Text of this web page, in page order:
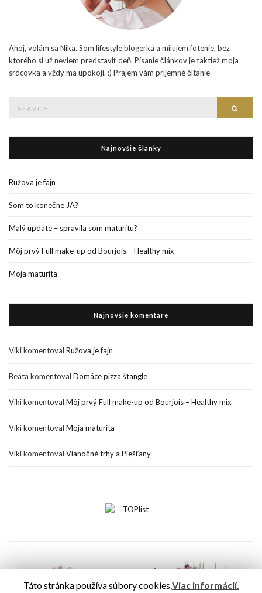
Ahoj, volám sa Nika. Som lifestyle blogerka a milujem fotenie, bez
ktorého si už neviem predstaviť deň. Písanie článkov je taktiež moja
srdcovka a vždy ma upokojí. :) Prajem vám príjemné čítanie
Najnovšie články
Ružova je fajn
Som to konečne JA?
Malý update – spravila som maturitu?
Môj prvý Full make-up od Bourjois – Healthy mix
Moja maturita
Najnovšie komentáre
Vikikomentoval Ružova je fajn
Beáta komentoval Domáce pizza štangle
Vikikomentoval Môj prvý Full make-up od Bourjois – Healthy mix
Vikikomentoval Moja maturita
Vikikomentoval Vianočné trhy a Piešťany
Táto stránka používa súbory cookies.Viac informácií.